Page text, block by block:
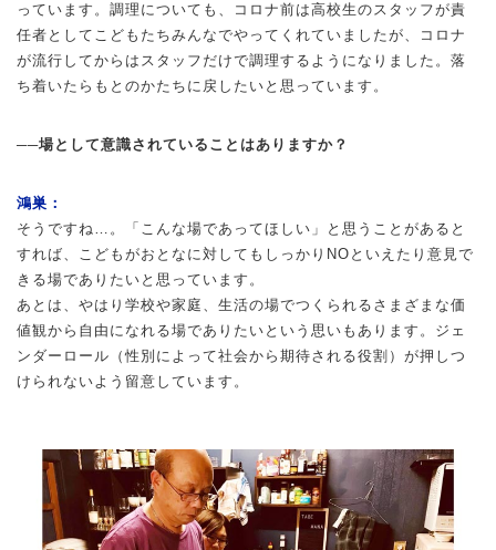
っています。調理についても、コロナ前は高校生のスタッフが責
任者としてこどもたちみんなでやってくれていましたが、コロナ
が流行してからはスタッフだけで調理するようになりました。落
ち着いたらもとのかたちに戻したいと思っています。
──場として意識されていることはありますか？
鴻巣：
そうですね…。「こんな場であってほしい」と思うことがあると
すれば、こどもがおとなに対してもしっかりNOといえたり意見で
きる場でありたいと思っています。
あとは、やはり学校や家庭、生活の場でつくられるさまざまな価
値観から自由になれる場でありたいという思いもあります。ジェ
ンダーロール（性別によって社会から期待される役割）が押しつ
けられないよう留意しています。